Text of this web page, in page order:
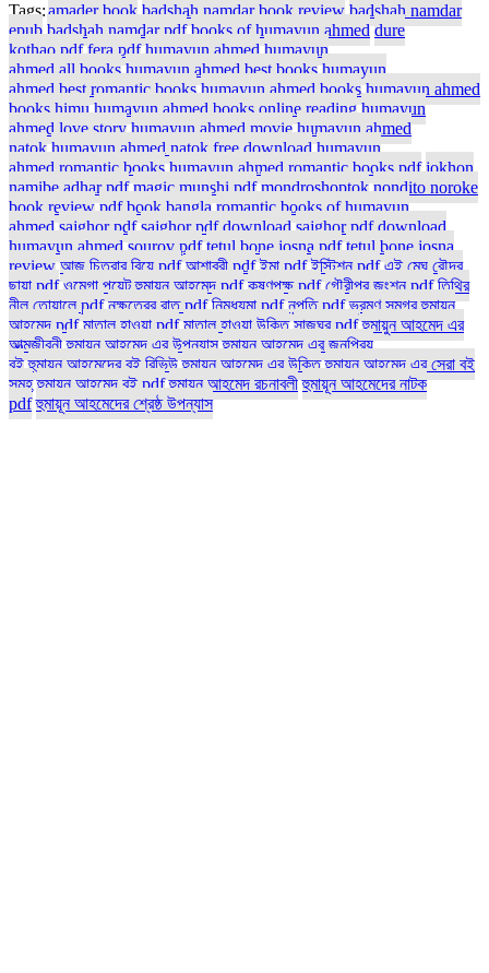
Tags:amader book badshah namdar book review badshah namdar
epub badshah namdar pdf books of humayun ahmed dure
kothao pdf fera pdf humayun ahmed humayun
ahmed all books humayun ahmed best books humayun
ahmed best romantic books humayun ahmed books humayun ahmed
books himu humayun ahmed books online reading humayun
ahmed love story humayun ahmed movie humayun ahmed
natok humayun ahmed natok free download humayun
ahmed romantic books humayun ahmed romantic books pdf jokhon
namibe adhar pdf magic munshi pdf mondroshoptok nondito noroke
book review pdf book bangla romantic books of humayun
ahmed sajghor pdf sajghor pdf download sajghor pdf download
humayun ahmed sourov pdf tetul bone josna pdf tetul bone josna
review আজ চিত্রার বিয়ে pdf আশাবরী pdf ইমা pdf ইস্টিশন pdf এই মেঘ রৌদ্র
ছায়া pdf ওমেগা পয়েন্ট হুমায়ূন আহমেদ pdf কৃষ্ণপক্ষ pdf গৌরীপুর জংশন pdf তিথির
নীল তোয়ালে pdf নক্ষত্রের রাত pdf নিমধ্যমা pdf নৃপতি pdf ভ্রমণ সমগ্র হুমায়ূন
আহমেদ pdf মাতাল হাওয়া pdf মাতাল হাওয়া উক্তি সাজঘর pdf হুমায়ুন আহমেদ এর
আত্মজীবনী হুমায়ুন আহমেদ এর উপন্যাস হুমায়ুন আহমেদ এর জনপ্রিয়
বই হুমায়ুন আহমেদের বই রিভিউ হুমায়ূন আহমেদ এর উক্তি হুমায়ূন আহমেদ এর সেরা বই
সমূহ হুমায়ূন আহমেদ বই pdf হুমায়ূন আহমেদ রচনাবলী হুমায়ূন আহমেদের নাটক
pdf হুমায়ূন আহমেদের শ্রেষ্ঠ উপন্যাস